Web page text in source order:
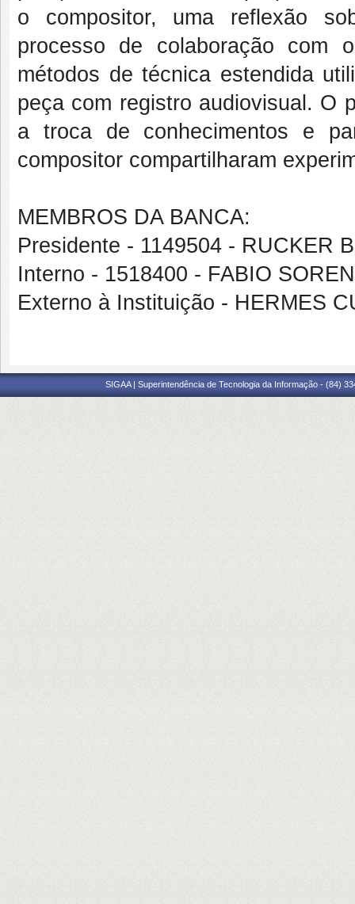
o compositor, uma reflexão
processo de colaboração com
métodos de técnica estendida
peça com registro audiovisual. O
a troca de conhecimentos e
compositor compartilharam
MEMBROS DA BANCA:
Presidente - 1149504 - RUCKER
Interno - 1518400 - FABIO
Externo à Instituição - HERMES
SIGAA | Superintendência de Tecnologia da Informação - (84)